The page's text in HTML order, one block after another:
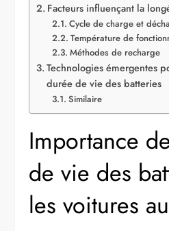
Facteurs influençant la
Cycle de charge et
Température de
Méthodes de recharge
Technologies émergentes
durée de vie des batteries
Similaire
Importance
de vie des
les voitures